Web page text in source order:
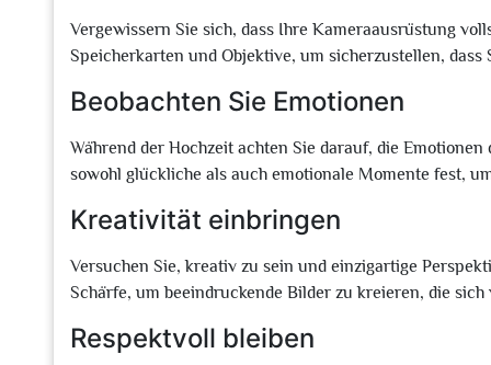
Vergewissern Sie sich, dass Ihre Kameraausrüstung
Speicherkarten und Objektive, um sicherzustellen,
Beobachten Sie Emotionen
Während der Hochzeit achten Sie darauf, die
sowohl glückliche als auch emotionale Momente fest,
Kreativität einbringen
Versuchen Sie, kreativ zu sein und einzigartige
Schärfe, um beeindruckende Bilder zu kreieren, die
Respektvoll bleiben